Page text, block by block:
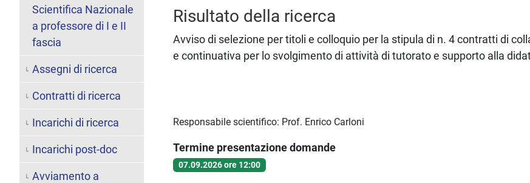
Risultato della ricerca
Avviso di selezione per titoli e colloquio per la stipula di n. 4 contratti di
e continuativa per lo svolgimento di attività di tutorato e supporto alla
Responsabile scientifico: Prof. Enrico Carloni
Termine presentazione domande
07.09.2026 ore 12:00
Scientifica Nazionale
a professore di I e II
fascia
Assegni di ricerca
Contratti di ricerca
Incarichi di ricerca
Incarichi post-doc
Avviamento a